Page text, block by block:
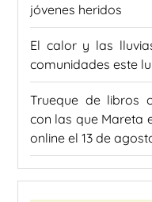
jóvenes heridos
El calor y las
comunidades este
Trueque de libros
con las que Mareta
online el 13 de